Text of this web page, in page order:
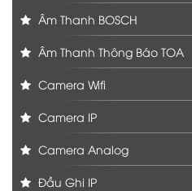
Âm Thanh BOSCH
Âm Thanh Thông Báo TOA
Camera Wifi
Camera IP
Camera Analog
Đầu Ghi IP